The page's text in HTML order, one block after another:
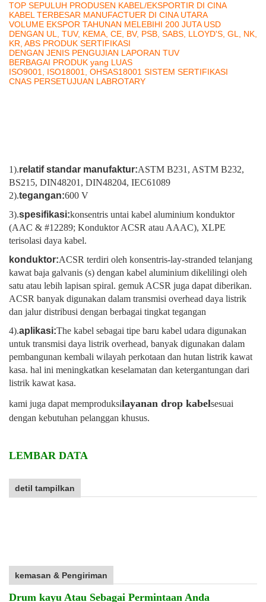
TOP SEPULUH PRODUSEN KABEL/EKSPORTIR DI CINA
KABEL TERBESAR MANUFACTUER DI CINA UTARA
VOLUME EKSPOR TAHUNAN MELEBIHI 200 JUTA USD
DENGAN UL, TUV, KEMA, CE, BV, PSB, SABS, LLOYD'S, GL, NK,
KR, ABS PRODUK SERTIFIKASI
DENGAN JENIS PENGUJIAN LAPORAN TUV
BERBAGAI PRODUK yang LUAS
ISO9001, ISO18001, OHSAS18001 SISTEM SERTIFIKASI
CNAS PERSETUJUAN LABROTARY
1).relatif standar manufaktur:ASTM B231, ASTM B232,
BS215, DIN48201, DIN48204, IEC61089
2).tegangan:600 V
3).spesifikasi:konsentris untai kabel aluminium konduktor
(AAC & #12289; Konduktor ACSR atau AAAC), XLPE
terisolasi daya kabel.
konduktor:ACSR terdiri oleh konsentris-lay-stranded telanjang
kawat baja galvanis (s) dengan kabel aluminium dikelilingi oleh
satu atau lebih lapisan spiral. gemuk ACSR juga dapat diberikan.
ACSR banyak digunakan dalam transmisi overhead daya listrik
dan jalur distribusi dengan berbagai tingkat tegangan
4).aplikasi:The kabel sebagai tipe baru kabel udara digunakan
untuk transmisi daya listrik overhead, banyak digunakan dalam
pembangunan kembali wilayah perkotaan dan hutan listrik kawat
kasa. hal ini meningkatkan keselamatan dan ketergantungan dari
listrik kawat kasa.
kami juga dapat memproduksilayanan drop kabelsesuai
dengan kebutuhan pelanggan khusus.
LEMBAR DATA
detil tampilkan
kemasan & Pengiriman
Drum kayu Atau Sebagai Permintaan Anda